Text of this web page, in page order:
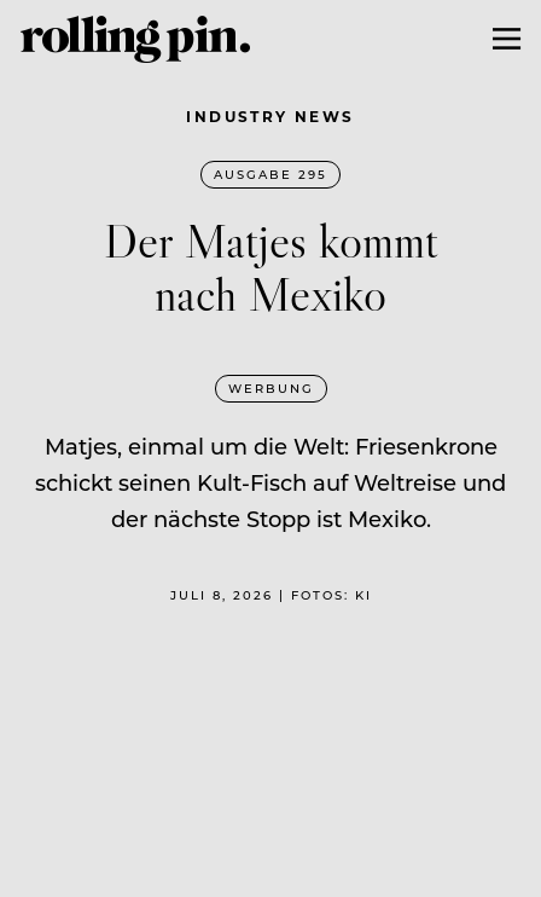
INDUSTRY NEWS
AUSGABE 295
Der Matjes kommt
nach Mexiko
WERBUNG
Matjes, einmal um die Welt: Friesenkrone
schickt seinen Kult-Fisch auf Weltreise und
der nächste Stopp ist Mexiko.
JULI 8, 2026 | FOTOS: KI